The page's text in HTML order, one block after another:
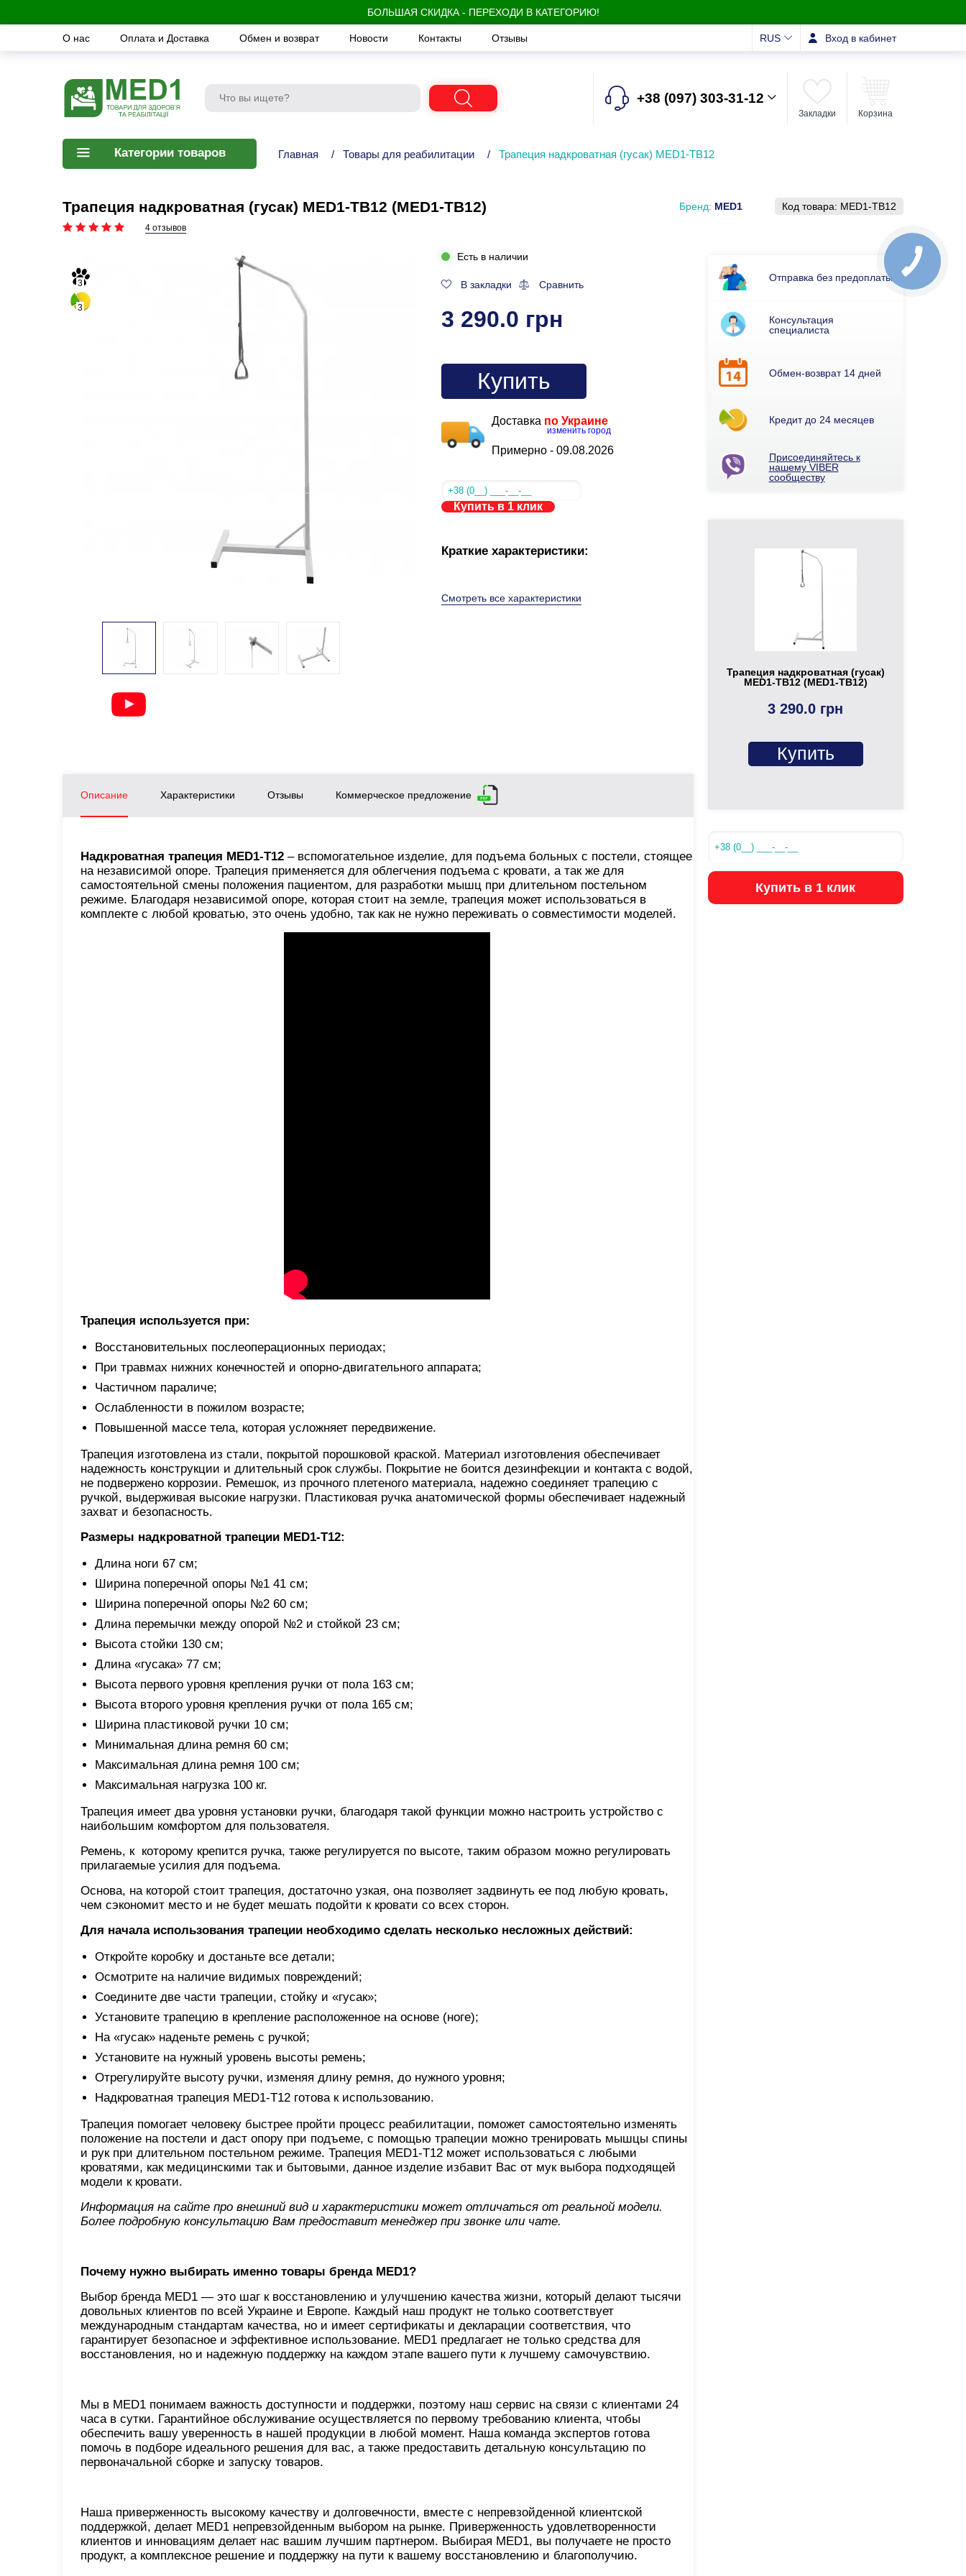
БОЛЬШАЯ СКИДКА - ПЕРЕХОДИ В КАТЕГОРИЮ!
О нас Оплата и Доставка Обмен и возврат Новости Контакты Отзывы RUS Вход в кабинет
+38 (097) 303-31-12
Закладки Корзина
Категории товаров Главная / Товары для реабилитации / Трапеция надкроватная (гусак) MED1-TB12
Трапеция надкроватная (гусак) MED1-TB12 (MED1-TB12) Бренд: MED1 Код товара: MED1-TB12
4 отзывов
3
3
Есть в наличии
В закладки Сравнить
3 290.0 грн
Купить
Доставка по Украине
изменить город
Примерно - 09.08.2026
Купить в 1 клик
Краткие характеристики:
Смотреть все характеристики
Описание Характеристики Отзывы Коммерческое предложение
Надкроватная трапеция MED1-T12 – вспомогательное изделие, для подъема больных с постели, стоящее
на независимой опоре. Трапеция применяется для облегчения подъема с кровати, а так же для
самостоятельной смены положения пациентом, для разработки мышц при длительном постельном
режиме. Благодаря независимой опоре, которая стоит на земле, трапеция может использоваться в
комплекте с любой кроватью, это очень удобно, так как не нужно переживать о совместимости моделей.
Трапеция используется при:
Восстановительных послеоперационных периодах;
При травмах нижних конечностей и опорно-двигательного аппарата;
Частичном параличе;
Ослабленности в пожилом возрасте;
Повышенной массе тела, которая усложняет передвижение.
Трапеция изготовлена из стали, покрытой порошковой краской. Материал изготовления обеспечивает
надежность конструкции и длительный срок службы. Покрытие не боится дезинфекции и контакта с водой,
не подвержено коррозии. Ремешок, из прочного плетеного материала, надежно соединяет трапецию с
ручкой, выдерживая высокие нагрузки. Пластиковая ручка анатомической формы обеспечивает надежный
захват и безопасность.
Размеры надкроватной трапеции MED1-T12:
Длина ноги 67 см;
Ширина поперечной опоры №1 41 см;
Ширина поперечной опоры №2 60 см;
Длина перемычки между опорой №2 и стойкой 23 см;
Высота стойки 130 см;
Длина «гусака» 77 см;
Высота первого уровня крепления ручки от пола 163 см;
Высота второго уровня крепления ручки от пола 165 см;
Ширина пластиковой ручки 10 см;
Минимальная длина ремня 60 см;
Максимальная длина ремня 100 см;
Максимальная нагрузка 100 кг.
Трапеция имеет два уровня установки ручки, благодаря такой функции можно настроить устройство с
наибольшим комфортом для пользователя.
Ремень, к которому крепится ручка, также регулируется по высоте, таким образом можно регулировать
прилагаемые усилия для подъема.
Основа, на которой стоит трапеция, достаточно узкая, она позволяет задвинуть ее под любую кровать,
чем сэкономит место и не будет мешать подойти к кровати со всех сторон.
Для начала использования трапеции необходимо сделать несколько несложных действий:
Откройте коробку и достаньте все детали;
Осмотрите на наличие видимых повреждений;
Соедините две части трапеции, стойку и «гусак»;
Установите трапецию в крепление расположенное на основе (ноге);
На «гусак» наденьте ремень с ручкой;
Установите на нужный уровень высоты ремень;
Отрегулируйте высоту ручки, изменяя длину ремня, до нужного уровня;
Надкроватная трапеция MED1-T12 готова к использованию.
Трапеция помогает человеку быстрее пройти процесс реабилитации, поможет самостоятельно изменять
положение на постели и даст опору при подъеме, с помощью трапеции можно тренировать мышцы спины
и рук при длительном постельном режиме. Трапеция MED1-T12 может использоваться с любыми
кроватями, как медицинскими так и бытовыми, данное изделие избавит Вас от мук выбора подходящей
модели к кровати.
Информация на сайте про внешний вид и характеристики может отличаться от реальной модели.
Более подробную консультацию Вам предоставит менеджер при звонке или чате.
Почему нужно выбирать именно товары бренда MED1?
Выбор бренда MED1 — это шаг к восстановлению и улучшению качества жизни, который делают тысячи
довольных клиентов по всей Украине и Европе. Каждый наш продукт не только соответствует
международным стандартам качества, но и имеет сертификаты и декларации соответствия, что
гарантирует безопасное и эффективное использование. MED1 предлагает не только средства для
восстановления, но и надежную поддержку на каждом этапе вашего пути к лучшему самочувствию.
Мы в MED1 понимаем важность доступности и поддержки, поэтому наш сервис на связи с клиентами 24
часа в сутки. Гарантийное обслуживание осуществляется по первому требованию клиента, чтобы
обеспечить вашу уверенность в нашей продукции в любой момент. Наша команда экспертов готова
помочь в подборе идеального решения для вас, а также предоставить детальную консультацию по
первоначальной сборке и запуску товаров.
Наша приверженность высокому качеству и долговечности, вместе с непревзойденной клиентской
поддержкой, делает MED1 непревзойденным выбором на рынке. Приверженность удовлетворенности
клиентов и инновациям делает нас вашим лучшим партнером. Выбирая MED1, вы получаете не просто
продукт, а комплексное решение и поддержку на пути к вашему восстановлению и благополучию.
Отправка без предоплаты
Консультация
специалиста
Обмен-возврат 14 дней
Кредит до 24 месяцев
Присоединяйтесь к
нашему VIBER
сообществу
Трапеция надкроватная (гусак)
MED1-TB12 (MED1-TB12)
3 290.0 грн
Купить
Купить в 1 клик